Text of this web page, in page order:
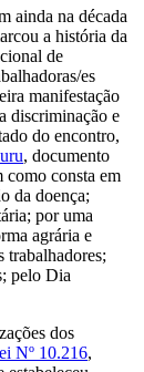
ainda na década
a história da
de
es
manifestação
discriminação e
do encontro,
, documento
como consta em
da doença;
por uma
agrária e
trabalhadores;
pelo Dia
dos
Nº 10.216,